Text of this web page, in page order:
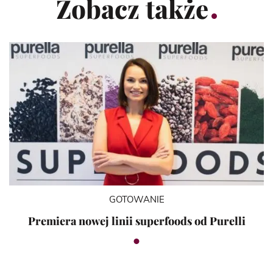
Zobacz także
GOTOWANIE
Premiera nowej linii superfoods od Purelli